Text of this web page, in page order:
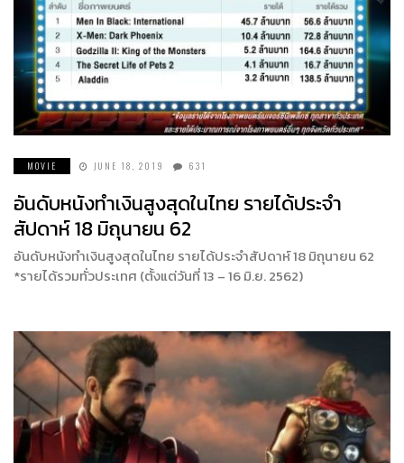
MOVIE JUNE 18, 2019 631
อันดับหนังทำเงินสูงสุดในไทย รายได้ประจำ
สัปดาห์ 18 มิถุนายน 62
อันดับหนังทำเงินสูงสุดในไทย รายได้ประจำสัปดาห์ 18 มิถุนายน 62
*รายได้รวมทั่วประเทศ (ตั้งแต่วันที่ 13 – 16 มิ.ย. 2562)